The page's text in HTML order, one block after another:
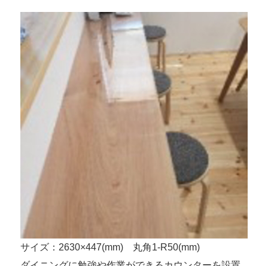
サイズ：2630×447(mm) 丸角1-R50(mm)